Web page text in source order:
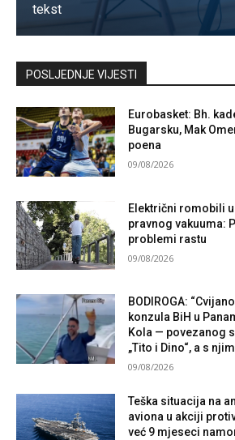
tekst
Kontaktirajte nas
POSLJEDNJE VIJESTI
Eurobasket: Bh.
Bugarsku, Mak
poena
09/08/2026
Električni romobili
pravnog vakuuma:
problemi rastu
09/08/2026
BODIROGA:
konzula BiH u
Kola — povezanog
„Tito i Dino“, a s
09/08/2026
Teška situacija na
aviona u akciji
već 9 mjeseci